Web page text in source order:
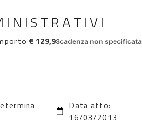
€ 129,9Scadenza non specificata
Data atto:
16/03/2013